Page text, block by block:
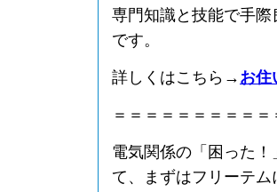
専門知識と技能で手
です。
詳しくはこちら→ お住
＝＝＝＝＝＝＝＝＝
電気関係の「困った
て、まずはフリーテ